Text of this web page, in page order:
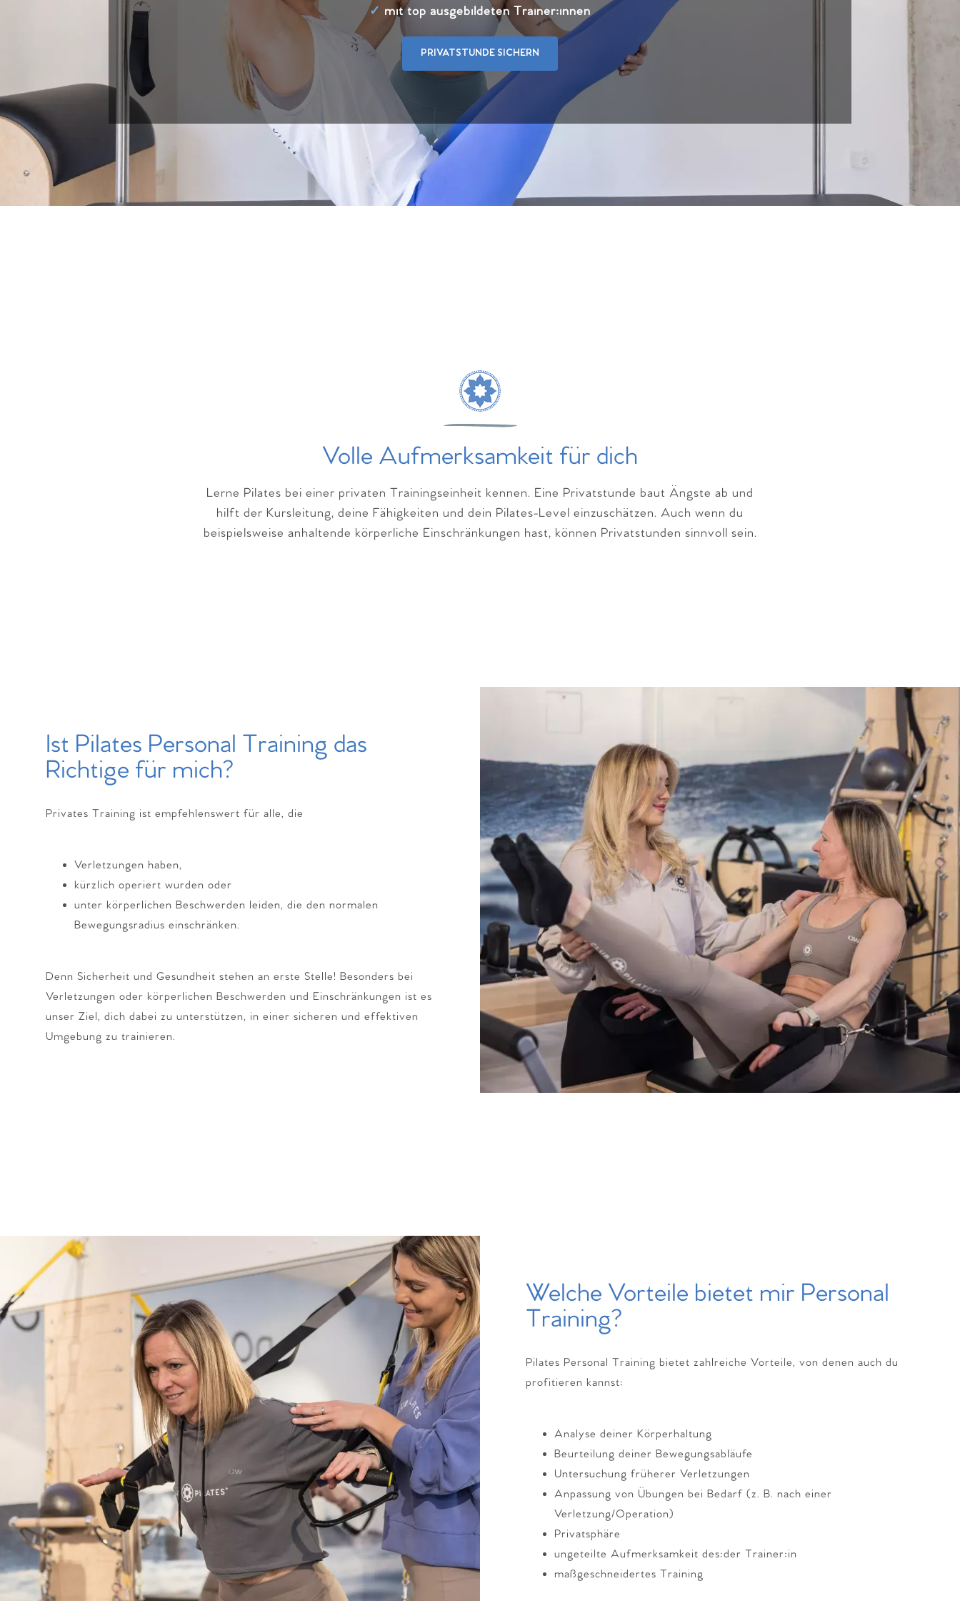
✓ mit top ausgebildeten Trainer:innen
PRIVATSTUNDE SICHERN
Volle Aufmerksamkeit für dich
Lerne Pilates bei einer privaten Trainingseinheit kennen. Eine Privatstunde baut Ängste ab und
hilft der Kursleitung, deine Fähigkeiten und dein Pilates-Level einzuschätzen. Auch wenn du
beispielsweise anhaltende körperliche Einschränkungen hast, können Privatstunden sinnvoll sein.
Ist Pilates Personal Training das
Richtige für mich?
Privates Training ist empfehlenswert für alle, die
Verletzungen haben,
kürzlich operiert wurden oder
unter körperlichen Beschwerden leiden, die den normalen
Bewegungsradius einschränken.
Denn Sicherheit und Gesundheit stehen an erste Stelle! Besonders bei
Verletzungen oder körperlichen Beschwerden und Einschränkungen ist es
unser Ziel, dich dabei zu unterstützen, in einer sicheren und effektiven
Umgebung zu trainieren.
Welche Vorteile bietet mir Personal
Training?
Pilates Personal Training bietet zahlreiche Vorteile, von denen auch du
profitieren kannst:
Analyse deiner Körperhaltung
Beurteilung deiner Bewegungsabläufe
Untersuchung früherer Verletzungen
Anpassung von Übungen bei Bedarf (z. B. nach einer
Verletzung/Operation)
Privatsphäre
ungeteilte Aufmerksamkeit des:der Trainer:in
maßgeschneidertes Training